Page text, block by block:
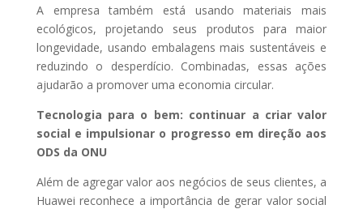
A empresa também está usando materiais mais
ecológicos, projetando seus produtos para maior
longevidade, usando embalagens mais sustentáveis ​​e
reduzindo o desperdício. Combinadas, essas ações
ajudarão a promover uma economia circular.
Tecnologia para o bem: continuar a criar valor
social e impulsionar o progresso em direção aos
ODS da ONU
Além de agregar valor aos negócios de seus clientes, a
Huawei reconhece a importância de gerar valor social